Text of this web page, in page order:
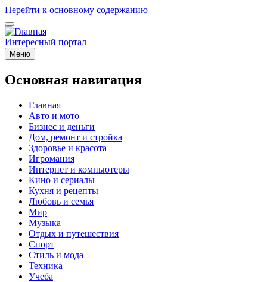
Перейти к основному содержанию
Интересный портал
Меню
Основная навигация
Главная
Авто и мото
Бизнес и деньги
Дом, ремонт и стройка
Здоровье и красота
Игромания
Интернет и компьютеры
Кино и сериалы
Кухня и рецепты
Любовь и семья
Мир
Музыка
Отдых и путешествия
Спорт
Стиль и мода
Техника
Учеба